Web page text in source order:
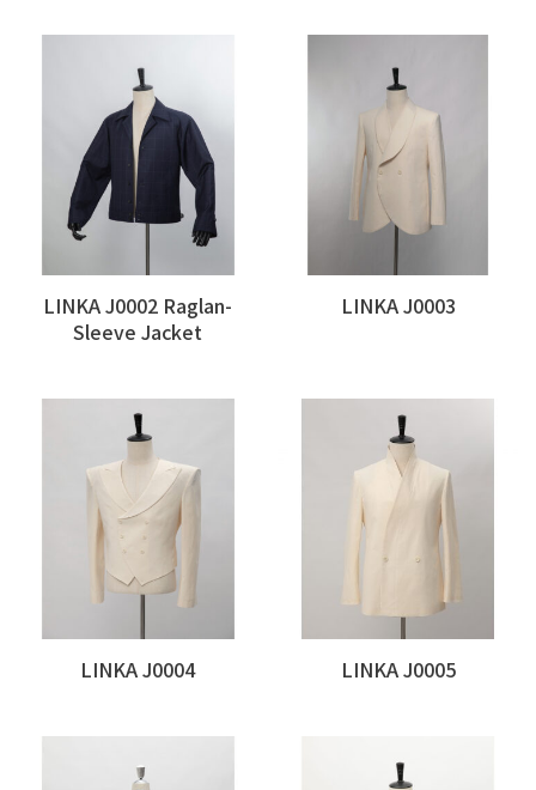
LINKA J0002 Raglan-
Sleeve Jacket
LINKA J0003
LINKA J0004 LINKA J0005